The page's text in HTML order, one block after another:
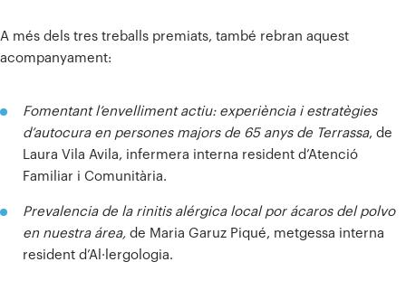
A més dels tres treballs premiats, també rebran aquest
acompanyament:
Fomentant l’envelliment actiu: experiència i estratègies
d’autocura en persones majors de 65 anys de Terrassa, de
Laura Vila Avila, infermera interna resident d’Atenció
Familiar i Comunitària.
Prevalencia de la rinitis alérgica local por ácaros del polvo
en nuestra área, de Maria Garuz Piqué, metgessa interna
resident d’Al·lergologia.